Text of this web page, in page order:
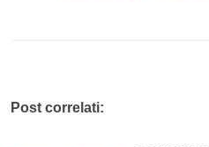
Post correlati: